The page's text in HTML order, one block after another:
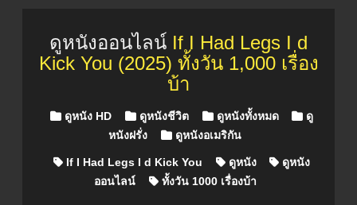
ดูหนังออนไลน์ If I Had Legs I d
Kick You (2025) ทั้งวัน 1,000 เรื่อง
บ้า
Posted in
ดูหนัง HD ดูหนังชีวิต ดูหนังทั้งหมด
ดู
หนังฝรั่ง
ดูหนังอเมริกัน
If I Had Legs I d Kick You ดูหนัง
ดูหนัง
ออนไลน์
ทั้งวัน 1000 เรื่องบ้า